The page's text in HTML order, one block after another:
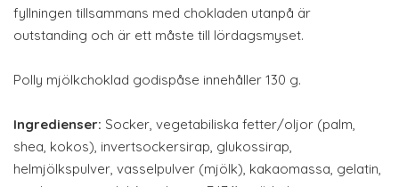
fyllningen tillsammans med chokladen utanpå är
outstanding och är ett måste till lördagsmyset.
Polly mjölkchoklad godispåse innehåller 130 g.
Ingredienser: Socker, vegetabiliska fetter/oljor (palm,
shea, kokos), invertsockersirap, glukossirap,
helmjölkspulver, vasselpulver (mjölk), kakaomassa, gelatin,